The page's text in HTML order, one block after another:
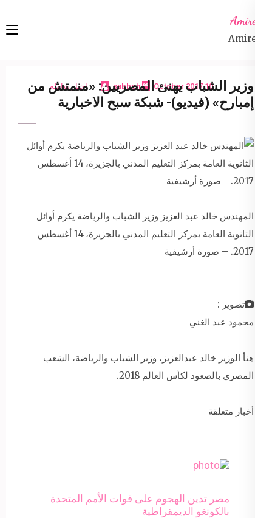
content
Amireta
Amireta
10 October 2017
sabbeh اخبار شاملة
وزير الشباب يهنئ المصريين: «منمتش من
إمبارح» (فيديو)- شبكة سبح الاخبارية
المهندس خالد عبد العزيز وزير الشباب والرياضة يكرم أوائل
الثانوية العامة بمركز التعليم المدني بالجزيرة، 14 أغسطس
2017. – صورة أرشيفية
تصوير :
محمود عبد الغني
هنأ الوزير خالد عبدالعزيز، وزير الشباب والرياضة، الشعب
المصري بالصعود لكأس العالم 2018.
أخبار متعلقة
مصر تدين الهجوم على قوات الأمم المتحدة
بالكونغو الديمقراطية